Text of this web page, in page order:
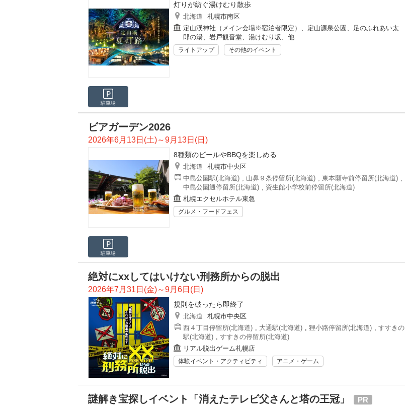
灯りが紡ぐ湯けむり散歩
北海道
札幌市南区
定山渓神社（メイン会場※宿泊者限定）、定山源泉公園、足のふれあい太
郎の湯、岩戸観音堂、湯けむり坂、他
ライトアップ その他のイベント
駐車場
ビアガーデン2026
2026年6月13日(土)～9月13日(日)
8種類のビールやBBQを楽しめる
北海道
札幌市中央区
中島公園駅(北海道) , 山鼻９条停留所(北海道) , 東本願寺前停留所(北海道) ,
中島公園通停留所(北海道) , 資生館小学校前停留所(北海道)
札幌エクセルホテル東急
グルメ・フードフェス
駐車場
絶対にxxしてはいけない刑務所からの脱出
2026年7月31日(金)～9月6日(日)
規則を破ったら即終了
北海道
札幌市中央区
西４丁目停留所(北海道) , 大通駅(北海道) , 狸小路停留所(北海道) , すすきの
駅(北海道) , すすきの停留所(北海道)
リアル脱出ゲーム札幌店
体験イベント・アクティビティ アニメ・ゲーム
謎解き宝探しイベント「消えたテレビ父さんと塔の王冠」
PR